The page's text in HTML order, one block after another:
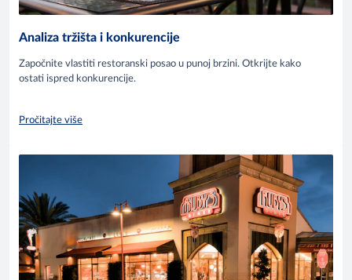
Analiza tržišta i konkurencije
Započnite vlastiti restoranski posao u punoj brzini. Otkrijte kako
ostati ispred konkurencije.
Pročitajte više